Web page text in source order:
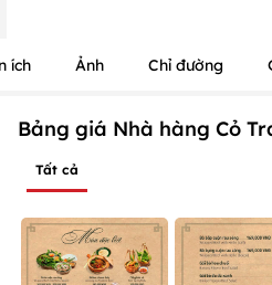
ích Ảnh Chỉ đường
Bảng giá Nhà hàng Cỏ
Tất cả